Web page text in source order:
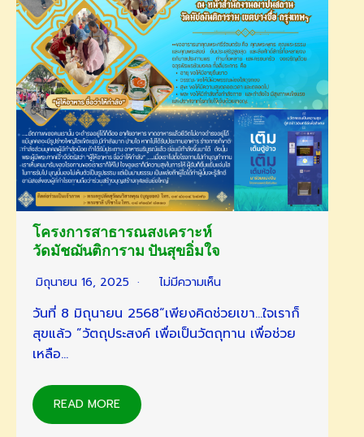
โครงการสาธารณสงเคราะห์
วัดมัชฌันติการาม ปันสุขอิ่มใจ
มิถุนายน 16, 2025 ไม่มีความเห็น
วันที่ 8 มิถุนายน 2568“เพียงคิดช่วยเขา…ใจเราก็
สุขแล้ว ”วัตถุประสงค์ เพื่อเป็นวัตถุทาน เพื่อช่วย
เหลือ…
READ MORE